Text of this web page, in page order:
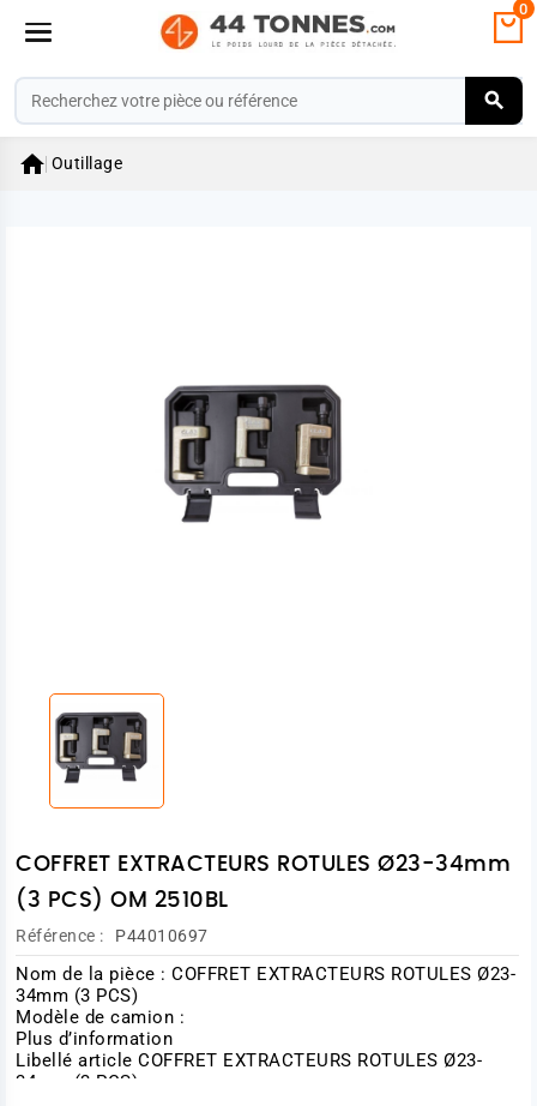
0
 Outillage
COFFRET EXTRACTEURS ROTULES Ø23-34mm
(3 PCS) OM 2510BL
Référence : P44010697
Nom de la pièce : COFFRET EXTRACTEURS ROTULES Ø23-
34mm (3 PCS)
Modèle de camion :
Plus d’information
Libellé article COFFRET EXTRACTEURS ROTULES Ø23-
34mm (3 PCS)